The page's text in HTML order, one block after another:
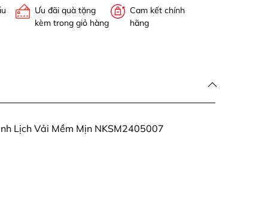
Ưu đãi quà tặng
kèm trong giỏ hàng
Cam kết chính
hãng
Lịch Vải Mềm Mịn NKSM2405007